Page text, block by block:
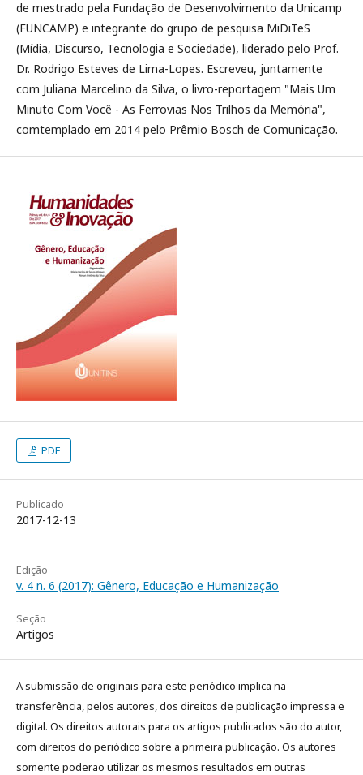
de mestrado pela Fundação de Desenvolvimento da Unicamp
(FUNCAMP) e integrante do grupo de pesquisa MiDiTeS
(Mídia, Discurso, Tecnologia e Sociedade), liderado pelo Prof.
Dr. Rodrigo Esteves de Lima-Lopes. Escreveu, juntamente
com Juliana Marcelino da Silva, o livro-reportagem "Mais Um
Minuto Com Você - As Ferrovias Nos Trilhos da Memória",
comtemplado em 2014 pelo Prêmio Bosch de Comunicação.
PDF
Publicado
2017-12-13
Edição
v. 4 n. 6 (2017): Gênero, Educação e Humanização
Seção
Artigos
A submissão de originais para este periódico implica na
transferência, pelos autores, dos direitos de publicação impressa e
digital. Os direitos autorais para os artigos publicados são do autor,
com direitos do periódico sobre a primeira publicação. Os autores
somente poderão utilizar os mesmos resultados em outras